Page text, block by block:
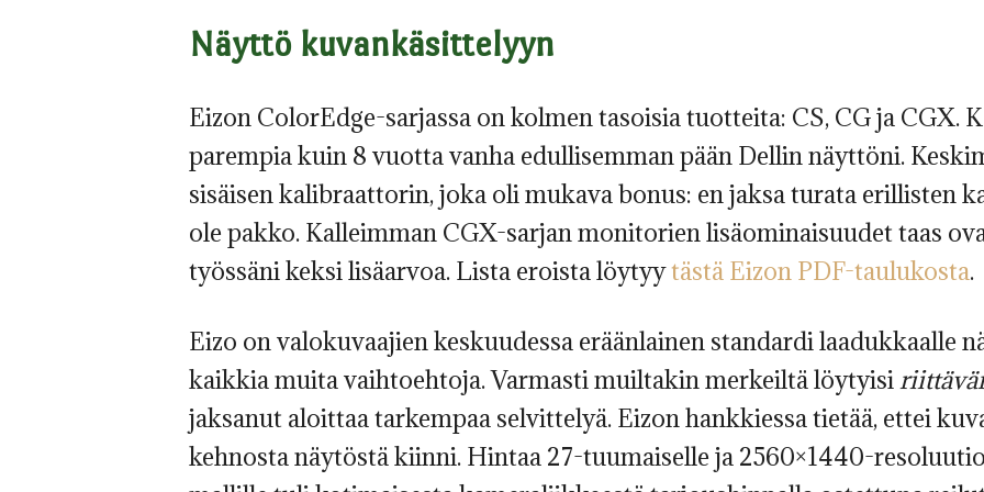
Näyttö kuvankäsittelyyn
Eizon ColorEdge-sarjassa on kolmen tasoisia tuotteita: CS, CG ja CGX.
parempia kuin 8 vuotta vanha edullisemman pään Dellin näyttöni.
sisäisen kalibraattorin, joka oli mukava bonus: en jaksa turata erillisten
ole pakko. Kalleimman CGX-sarjan monitorien lisäominaisuudet taas
työssäni keksi lisäarvoa. Lista eroista löytyytästä Eizon PDF-taulukosta.
Eizo on valokuvaajien keskuudessa eräänlainen standardi laadukkaalle
kaikkia muita vaihtoehtoja. Varmasti muiltakin merkeiltä löytyisi
jaksanut aloittaa tarkempaa selvittelyä. Eizon hankkiessa tietää, ettei
kehnosta näytöstä kiinni. Hintaa 27-tuumaiselle ja 2560×1440-